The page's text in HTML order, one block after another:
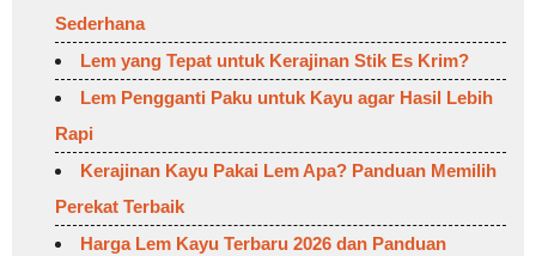
Sederhana
Lem yang Tepat untuk Kerajinan Stik Es Krim?
Lem Pengganti Paku untuk Kayu agar Hasil Lebih
Rapi
Kerajinan Kayu Pakai Lem Apa? Panduan Memilih
Perekat Terbaik
Harga Lem Kayu Terbaru 2026 dan Panduan